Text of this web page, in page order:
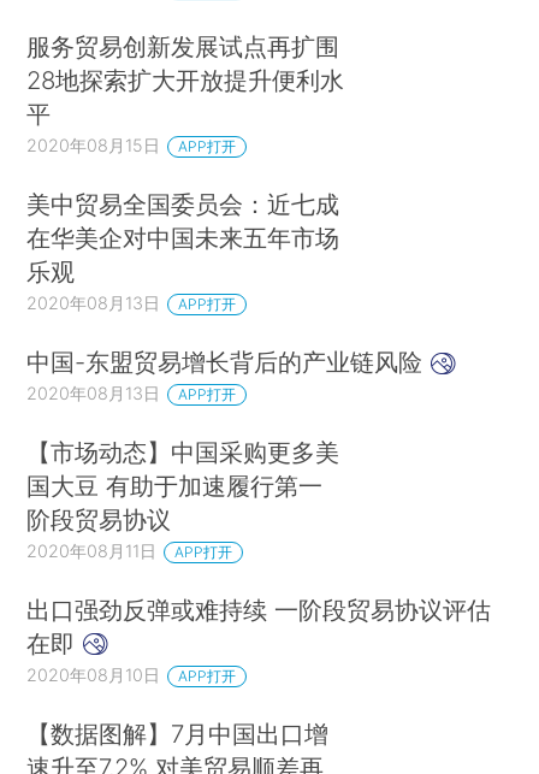
服务贸易创新发展试点再扩围
28地探索扩大开放提升便利水
平
2020年08月15日 APP打开
美中贸易全国委员会：近七成
在华美企对中国未来五年市场
乐观
2020年08月13日 APP打开
中国-东盟贸易增长背后的产业链风险
2020年08月13日 APP打开
【市场动态】中国采购更多美
国大豆 有助于加速履行第一
阶段贸易协议
2020年08月11日 APP打开
出口强劲反弹或难持续 一阶段贸易协议评估
在即
2020年08月10日 APP打开
【数据图解】7月中国出口增
速升至7.2% 对美贸易顺差再